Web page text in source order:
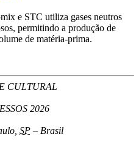
e STC utiliza gases neutros
permitindo a produção de
de matéria-prima.
CULTURAL
2026
SP – Brasil